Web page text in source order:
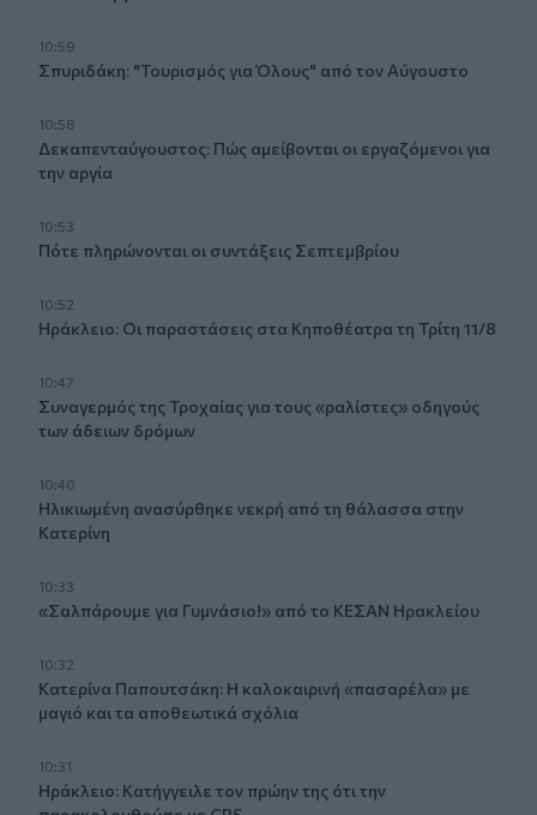
10:59
Σπυριδάκη: "Τουρισμός για Όλους" από τον Αύγουστο
10:58
Δεκαπενταύγουστος: Πώς αμείβονται οι εργαζόμενοι για
την αργία
10:53
Πότε πληρώνονται οι συντάξεις Σεπτεμβρίου
10:52
Ηράκλειο: Οι παραστάσεις στα Κηποθέατρα τη Τρίτη 11/8
10:47
Συναγερμός της Τροχαίας για τους «ραλίστες» οδηγούς
των άδειων δρόμων
10:40
Ηλικιωμένη ανασύρθηκε νεκρή από τη θάλασσα στην
Κατερίνη
10:33
«Σαλπάρουμε για Γυμνάσιο!» από το ΚΕΣΑΝ Ηρακλείου
10:32
Κατερίνα Παπουτσάκη: Η καλοκαιρινή «πασαρέλα» με
μαγιό και τα αποθεωτικά σχόλια
10:31
Ηράκλειο: Κατήγγειλε τον πρώην της ότι την